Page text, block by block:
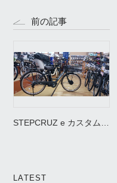
前の記事
STEPCRUZ e カスタム
LATEST